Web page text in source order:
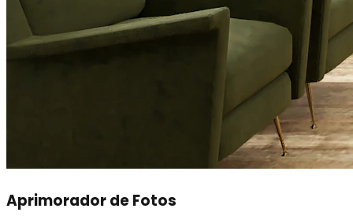
Aprimorador de Fotos